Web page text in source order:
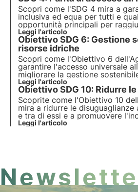
Scopri come l'SDG 4 mira a
inclusiva ed equa per tutti e
opportunità principali per
obiettivo. Scopri anche come
l'educazione ambientale e la
adulti.
Leggi l'articolo
Obiettivo SDG 6: Gestione
risorse idriche
Scopri come l'Obiettivo 6
garantire l'accesso universale
migliorare la gestione
idriche e dei servizi igienici e a
ecosistemi idrici.
Leggi l'articolo
Obiettivo SDG 10: Ridurre
Scoprite come l'Obiettivo 10
mira a ridurre le disuguaglianze
e tra di essi e a promuovere
economica e politica. Esplorare
Leggi l'articolo